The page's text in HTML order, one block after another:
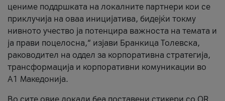
цениме поддршката на локалните партнери кои се
приклучија на оваа иницијатива, бидејќи токму
нивното учество ја потенцира важноста на темата и
ја прави поцелосна,“ изјави Бранкица Толевска,
раководител на оддел за корпоративна стратегија,
трансформација и корпоративни комуникации во
А1 Македонија.